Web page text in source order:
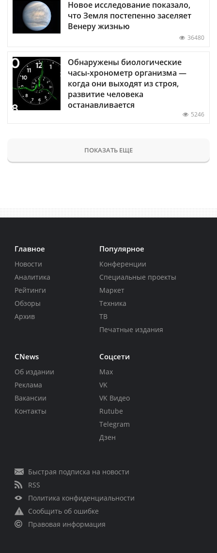
Новое исследование показало,
что Земля постепенно заселяет
Венеру жизнью
36480
Обнаружены биологические
часы-хронометр организма —
когда они выходят из строя,
развитие человека
останавливается
5246
ПОКАЗАТЬ ЕЩЕ
Главное
Новости
Аналитика
Рейтинги
Обзоры
Архив
Популярное
Конференции
Специальные проекты
Маркет
Техника
ТВ
Печатные издания
CNews
Об издании
Реклама
Вакансии
Контакты
Соцсети
Max
VK
VK Видео
Rutube
Telegram
Дзен
Быстрая подписка на новости
RSS
Политика конфиденциальности
Сообщить об ошибке
Правовая информация